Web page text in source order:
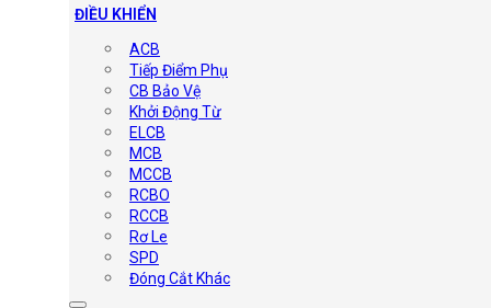
ĐIỀU KHIỂN
ACB
Tiếp Điểm Phụ
CB Bảo Vệ
Khởi Động Từ
ELCB
MCB
MCCB
RCBO
RCCB
Rơ Le
SPD
Đóng Cắt Khác